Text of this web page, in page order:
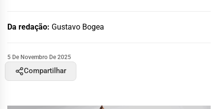
Da redação: Gustavo Bogea
5 De Novembro De 2025
Compartilhar